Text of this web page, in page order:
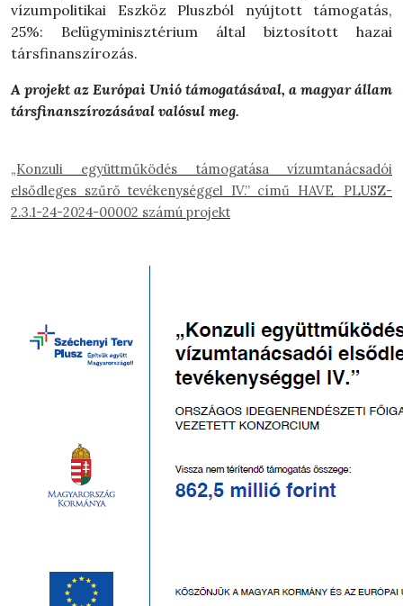
vízumpolitikai Eszköz Pluszból nyújtott támogatás,
25%: Belügyminisztérium által biztosított hazai
társfinanszírozás.
A projekt az Európai Unió támogatásával, a magyar állam
társfinanszírozásával valósul meg.
„Konzuli együttműködés támogatása vízumtanácsadói
elsődleges szűrő tevékenységgel IV.” című HAVE_PLUSZ-
2.3.1-24-2024-00002 számú projekt